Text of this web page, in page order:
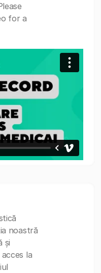
for a
noastră
și
la